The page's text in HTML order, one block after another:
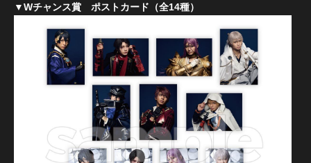
▼Wチャンス賞 ポストカード（全14種）